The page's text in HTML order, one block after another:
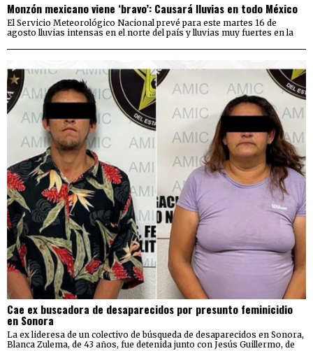
Monzón mexicano viene ‘bravo’: Causará lluvias en todo México
El Servicio Meteorológico Nacional prevé para este martes 16 de
agosto lluvias intensas en el norte del país y lluvias muy fuertes en la
Cae ex buscadora de desaparecidos por presunto feminicidio
en Sonora
La ex lideresa de un colectivo de búsqueda de desaparecidos en Sonora,
Blanca Zulema, de 43 años, fue detenida junto con Jesús Guillermo, de